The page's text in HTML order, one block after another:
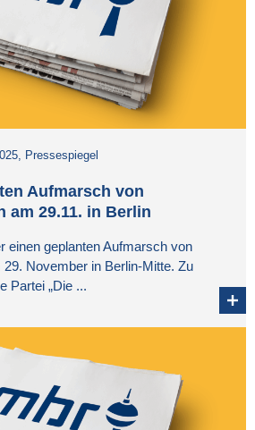
, Pressespiegel
Aufmarsch von
am 29.11. in Berlin
einen geplanten Aufmarsch von
November in Berlin-Mitte. Zu
Partei „Die ...